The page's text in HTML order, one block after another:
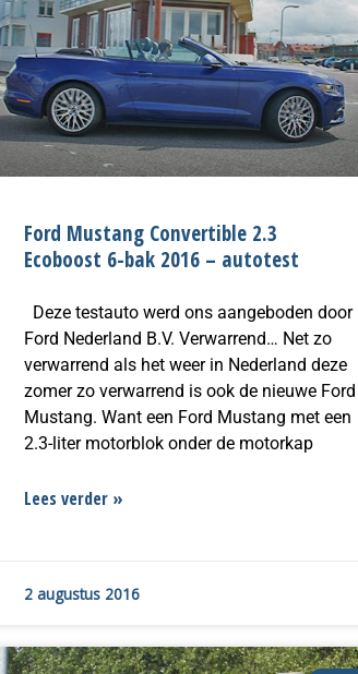
Ford Mustang Convertible 2.3
Ecoboost 6-bak 2016 – autotest
Deze testauto werd ons aangeboden door
Ford Nederland B.V. Verwarrend… Net zo
verwarrend als het weer in Nederland deze
zomer zo verwarrend is ook de nieuwe Ford
Mustang. Want een Ford Mustang met een
2.3-liter motorblok onder de motorkap
Lees verder »
2 augustus 2016